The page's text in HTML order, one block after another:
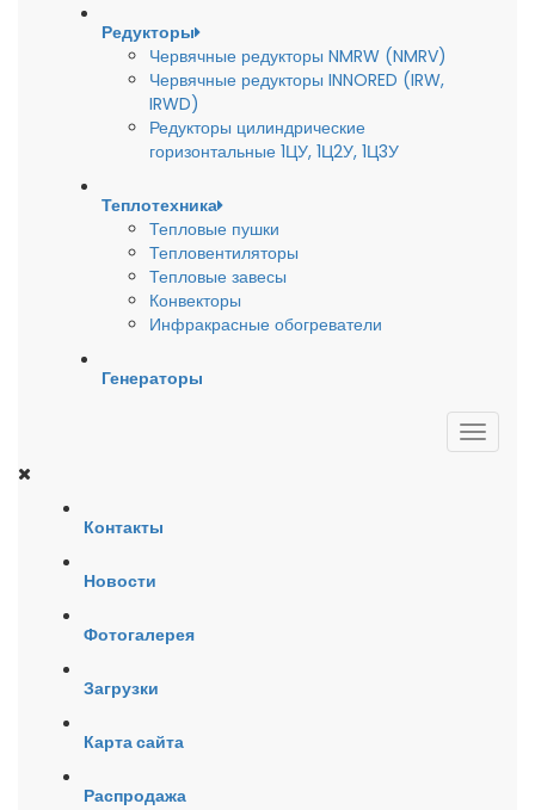
Редукторы
Червячные редукторы NMRW (NMRV)
Червячные редукторы INNORED (IRW,
IRWD)
Редукторы цилиндрические
горизонтальные 1ЦУ, 1Ц2У, 1Ц3У
Теплотехника
Тепловые пушки
Тепловентиляторы
Тепловые завесы
Конвекторы
Инфракрасные обогреватели
Генераторы
Контакты
Новости
Фотогалерея
Загрузки
Карта сайта
Распродажа